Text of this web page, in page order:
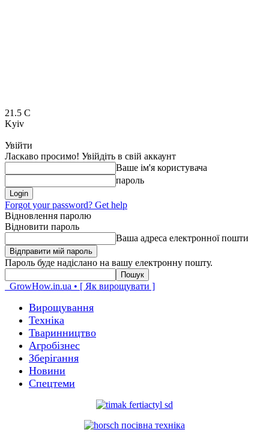
21.5 C
Kyiv
Увійти
Ласкаво просимо! Увійдіть в свій аккаунт
Ваше ім'я користувача
пароль
Forgot your password? Get help
Відновлення паролю
Відновити пароль
Ваша адреса електронної пошти
Пароль буде надіслано на вашу електронну пошту.
GrowHow.in.ua • [ Як вирощувати ]
Вирощування
Техніка
Тваринництво
Агробізнес
Зберігання
Новини
Спецтеми